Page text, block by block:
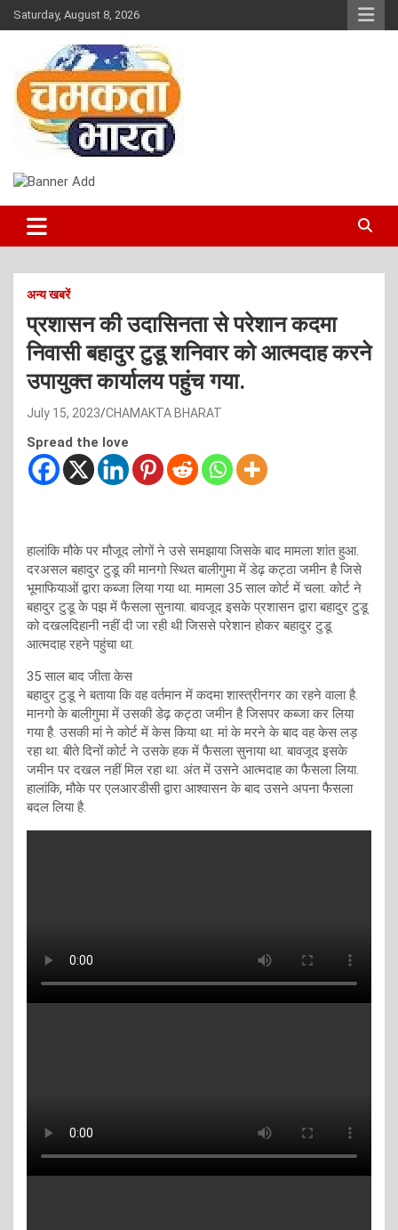
Skip
to
Saturday, August 8, 2026
CHAMAKTA BHARAT
अन्य खबरें
प्रशासन की उदासिनता से परेशान कदमा
निवासी बहादुर टुडू शनिवार को आत्मदाह करने
उपायुक्त कार्यालय पहुंच गया.
July 15, 2023 CHAMAKTA BHARAT
Spread the love
हालांकि मौके पर मौजूद लोगों ने उसे समझाया जिसके बाद मामला शांत हुआ.
दरअसल बहादुर टुडू की मानगो स्थित बालीगुमा में डेढ़ कट्ठा जमीन है जिसे
भूमाफियाओं द्वारा कब्जा लिया गया था. मामला 35 साल कोर्ट में चला. कोर्ट ने
बहादुर टुडू के पझ में फैसला सुनाया. बावजूद इसके प्रशासन द्वारा बहादुर टुडू
को दखलदिहानी नहीं दी जा रही थी जिससे परेशान होकर बहादुर टुडू
आत्मदाह रहने पहुंचा था.
35 साल बाद जीता केस
बहादुर टुडू ने बताया कि वह वर्तमान में कदमा शास्त्रीनगर का रहने वाला है.
मानगो के बालीगुमा में उसकी डेढ़ कट्ठा जमीन है जिसपर कब्जा कर लिया
गया है. उसकी मां ने कोर्ट में केस किया था. मां के मरने के बाद वह केस लड़
रहा था. बीते दिनों कोर्ट ने उसके हक में फैसला सुनाया था. बावजूद इसके
जमीन पर दखल नहीं मिल रहा था. अंत में उसने आत्मदाह का फैसला लिया.
हालांकि, मौके पर एलआरडीसी द्वारा आश्वासन के बाद उसने अपना फैसला
बदल लिया है.